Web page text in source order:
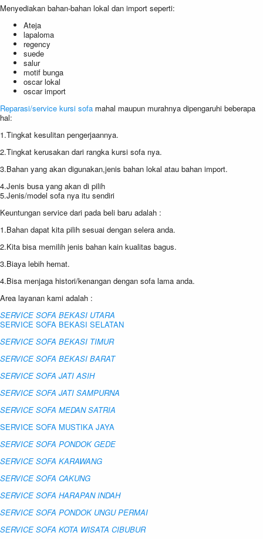
Menyediakan bahan-bahan lokal dan import seperti:
Ateja
lapaloma
regency
suede
salur
motif bunga
oscar lokal
oscar import
Reparasi/service kursi sofa mahal maupun murahnya dipengaruhi beberapa
hal:
1.Tingkat kesulitan pengerjaannya.
2.Tingkat kerusakan dari rangka kursi sofa nya.
3.Bahan yang akan digunakan,jenis bahan lokal atau bahan import.
4.Jenis busa yang akan di pilih
5.Jenis/model sofa nya itu sendiri
Keuntungan service dari pada beli baru adalah :
1.Bahan dapat kita pilih sesuai dengan selera anda.
2.Kita bisa memilih jenis bahan kain kualitas bagus.
3.Biaya lebih hemat.
4.Bisa menjaga histori/kenangan dengan sofa lama anda.
Area layanan kami adalah :
SERVICE SOFA BEKASI UTARA
SERVICE SOFA BEKASI SELATAN
SERVICE SOFA BEKASI TIMUR
SERVICE SOFA BEKASI BARAT
SERVICE SOFA JATI ASIH
SERVICE SOFA JATI SAMPURNA
SERVICE SOFA MEDAN SATRIA
SERVICE SOFA MUSTIKA JAYA
SERVICE SOFA PONDOK GEDE
SERVICE SOFA KARAWANG
SERVICE SOFA CAKUNG
SERVICE SOFA HARAPAN INDAH
SERVICE SOFA PONDOK UNGU PERMAI
SERVICE SOFA KOTA WISATA CIBUBUR